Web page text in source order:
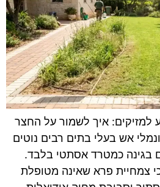
למזיקים: איך לשמור על החצר
אש בעלי בתים רבים נוטים
בגינה כמטרד אסתטי בלבד.
צמחיית פרא שאינה מטופלת